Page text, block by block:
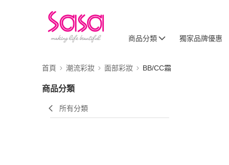
商品分類 獨家品牌優惠
首頁 潮流彩妝 面部彩妝 BB/CC霜
商品分類
所有分類